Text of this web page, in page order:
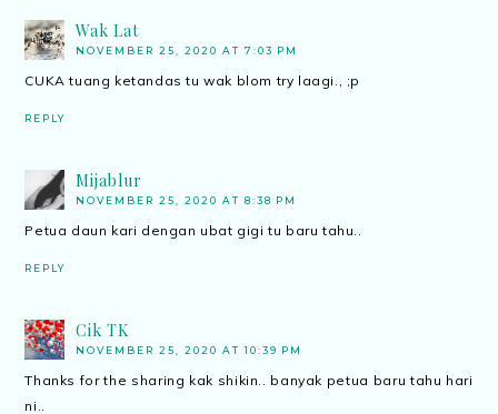
Wak Lat
NOVEMBER 25, 2020 AT 7:03 PM
CUKA tuang ketandas tu wak blom try laagi., ;p
REPLY
Mijablur
NOVEMBER 25, 2020 AT 8:38 PM
Petua daun kari dengan ubat gigi tu baru tahu..
REPLY
Cik TK
NOVEMBER 25, 2020 AT 10:39 PM
Thanks for the sharing kak shikin.. banyak petua baru tahu hari
ni..